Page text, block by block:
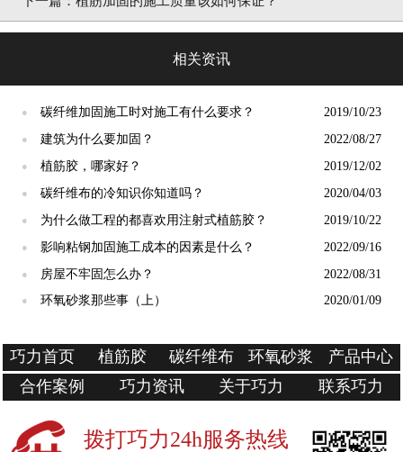
相关资讯
● 碳纤维加固施工时对施工有什么要求？ 2019/10/23
● 建筑为什么要加固？ 2022/08/27
● 植筋胶，哪家好？ 2019/12/02
● 碳纤维布的冷知识你知道吗？ 2020/04/03
● 为什么做工程的都喜欢用注射式植筋胶？ 2019/10/22
● 影响粘钢加固施工成本的因素是什么？ 2022/09/16
● 房屋不牢固怎么办？ 2022/08/31
● 环氧砂浆那些事（上） 2020/01/09
巧力首页 植筋胶 碳纤维布 环氧砂浆
产品中心
合作案例
巧力资讯 关于巧力 联系巧力
拨打巧力24h服务热线